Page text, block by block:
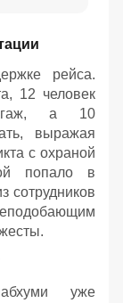
рейса.
12 человек
а 10
выражая
с охраной
попало в
сотрудников
уже